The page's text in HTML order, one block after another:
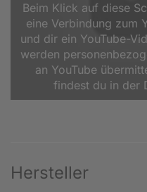
Beim Klick auf diese
eine Verbindung zum
und dir ein YouTube-
werden
an YouTube
findest du in der
Hersteller